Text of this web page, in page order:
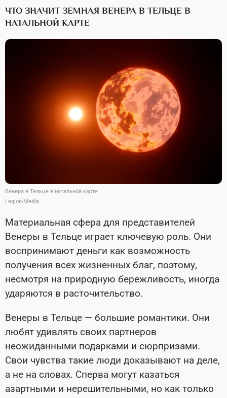
ЧТО ЗНАЧИТ ЗЕМНАЯ ВЕНЕРА В ТЕЛЬЦЕ В
НАТАЛЬНОЙ КАРТЕ
Венера в Тельце в натальной карте
Legion-Media
Материальная сфера для представителей
Венеры в Тельце играет ключевую роль. Они
воспринимают деньги как возможность
получения всех жизненных благ, поэтому,
несмотря на природную бережливость, иногда
ударяются в расточительство.
Венеры в Тельце — большие романтики. Они
любят удивлять своих партнеров
неожиданными подарками и сюрпризами.
Свои чувства такие люди доказывают на деле,
а не на словах. Сперва могут казаться
азартными и нерешительными, но как только